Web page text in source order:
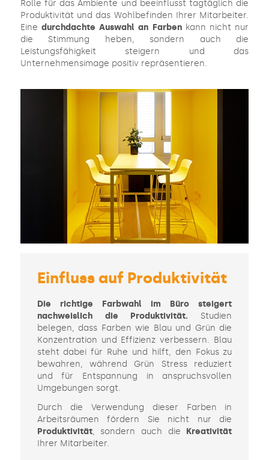
Rolle für das Ambiente und beeinflusst tagtäglich die
Produktivität und das Wohlbefinden Ihrer Mitarbeiter.
Eine durchdachte Auswahl an Farbenkann nicht nur
die Stimmung heben, sondern auch die
Leistungsfähigkeit steigern und das
Unternehmensimage positiv repräsentieren.
Einfluss auf Produktivität
Die richtige Farbwahl im Büro steigert
nachweislich die Produktivität. Studien
belegen, dass Farben wie Blau und Grün die
Konzentration und Effizienz verbessern. Blau
steht dabei für Ruhe und hilft, den Fokus zu
bewahren, während Grün Stress reduziert
und für Entspannung in anspruchsvollen
Umgebungen sorgt.
Durch die Verwendung dieser Farben in
Arbeitsräumen fördern Sie nicht nur die
Produktivität, sondern auch die Kreativität
Ihrer Mitarbeiter.